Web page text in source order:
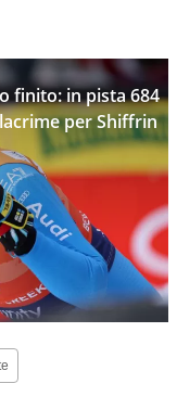
finito: in pista 684
per Shiffrin